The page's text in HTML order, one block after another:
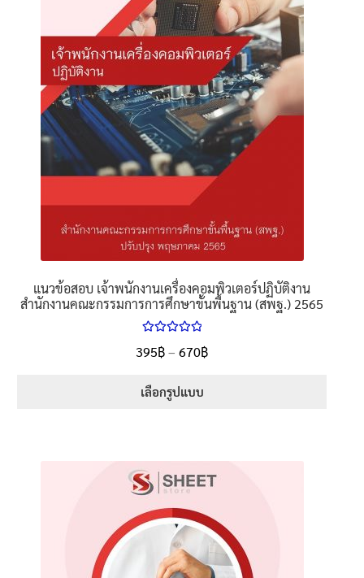
แนวข้อสอบ เจ้าพนักงานเครื่องคอมพิวเตอร์ปฏิบัติงาน
สำนักงานคณะกรรมการการศึกษาขั้นพื้นฐาน (สพฐ.) 2565
5.00
ตั้งแต่
395฿– 670฿
เลือกรูปแบบ